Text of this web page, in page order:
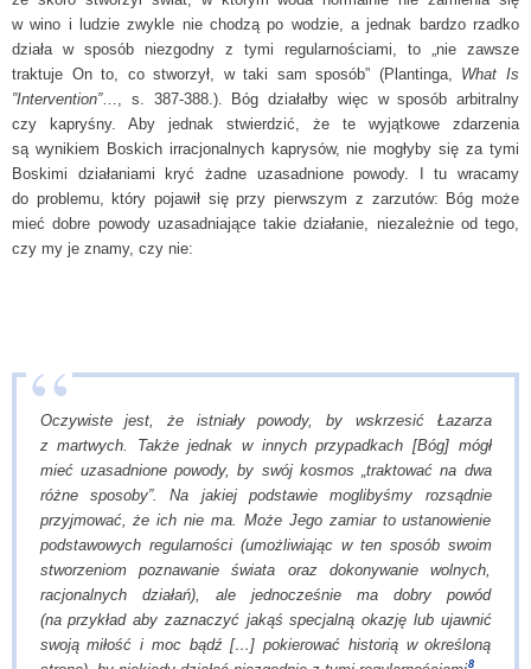
w wino i ludzie zwykle nie chodzą po wodzie, a jednak bardzo rzadko
działa w sposób niezgodny z tymi regularnościami, to „nie zawsze
traktuje On to, co stworzył, w taki sam sposób” (Plantinga, What Is
”Intervention”…, s. 387-388.). Bóg działałby więc w sposób arbitralny
czy kapryśny. Aby jednak stwierdzić, że te wyjątkowe zdarzenia
są wynikiem Boskich irracjonalnych kaprysów, nie mogłyby się za tymi
Boskimi działaniami kryć żadne uzasadnione powody. I tu wracamy
do problemu, który pojawił się przy pierwszym z zarzutów: Bóg może
mieć dobre powody uzasadniające takie działanie, niezależnie od tego,
czy my je znamy, czy nie:
Oczywiste jest, że istniały powody, by wskrzesić Łazarza
z martwych. Także jednak w innych przypadkach [Bóg] mógł
mieć uzasadnione powody, by swój kosmos „traktować na dwa
różne sposoby”. Na jakiej podstawie moglibyśmy rozsądnie
przyjmować, że ich nie ma. Może Jego zamiar to ustanowienie
podstawowych regularności (umożliwiając w ten sposób swoim
stworzeniom poznawanie świata oraz dokonywanie wolnych,
racjonalnych działań), ale jednocześnie ma dobry powód
(na przykład aby zaznaczyć jakąś specjalną okazję lub ujawnić
swoją miłość i moc bądź […] pokierować historią w określoną
8